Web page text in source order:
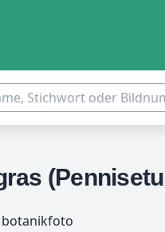
botanikfoto